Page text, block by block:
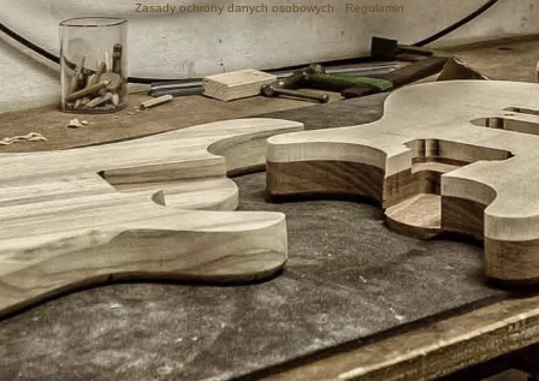
Zasady ochrony danych osobowych
Regulamin